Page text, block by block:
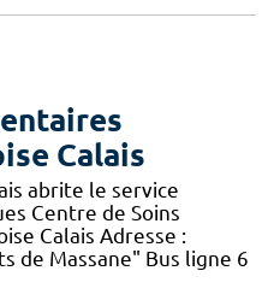
Calais
abrite le service
Centre de Soins
Calais Adresse :
de Massane" Bus ligne 6